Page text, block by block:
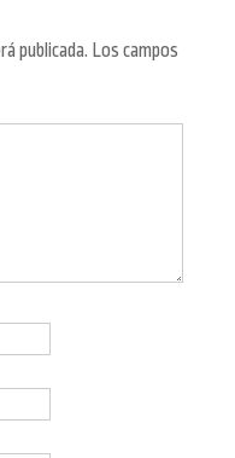
publicada. Los campos